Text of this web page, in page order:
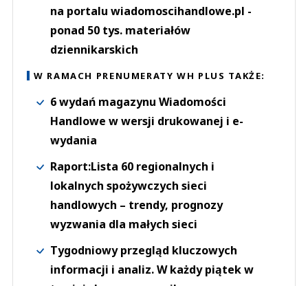
na portalu wiadomoscihandlowe.pl -
ponad 50 tys. materiałów
dziennikarskich
W RAMACH PRENUMERATY WH PLUS TAKŻE:
6 wydań magazynu Wiadomości
Handlowe w wersji drukowanej i e-
wydania
Raport:Lista 60 regionalnych i
lokalnych spożywczych sieci
handlowych – trendy, prognozy
wyzwania dla małych sieci
Tygodniowy przegląd kluczowych
informacji i analiz. W każdy piątek w